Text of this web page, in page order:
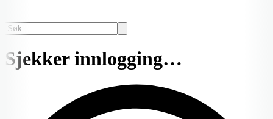
Sjekker innlogging…